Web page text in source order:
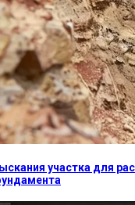
участка для